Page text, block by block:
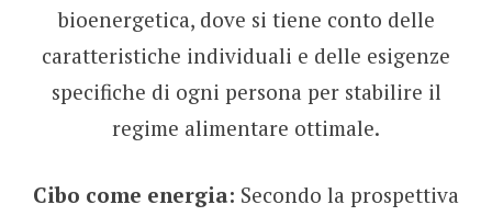
bioenergetica, dove si tiene conto delle
caratteristiche individuali e delle esigenze
specifiche di ogni persona per stabilire il
regime alimentare ottimale.
Cibo come energia: Secondo la prospettiva